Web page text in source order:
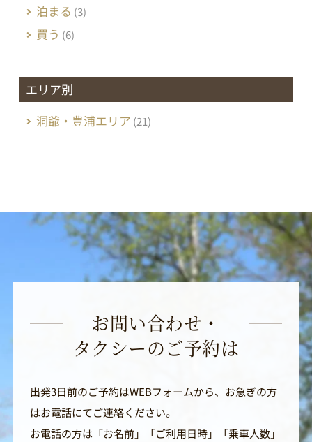
泊まる (3)
買う (6)
エリア別
洞爺・豊浦エリア (21)
お問い合わせ・
タクシーのご予約は
出発3日前のご予約はWEBフォームから、お急ぎの方
はお電話にてご連絡ください。
お電話の方は「お名前」「ご利用日時」「乗車人数」